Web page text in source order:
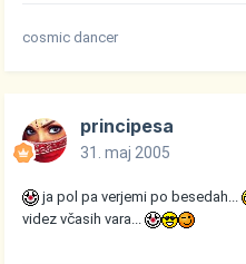
cosmic dancer
principesa
31. maj 2005
ja pol pa verjemi po besedah...
videz včasih vara...